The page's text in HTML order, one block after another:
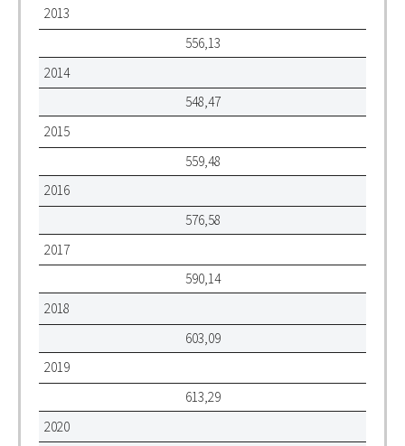
2013
556,13
2014
548,47
2015
559,48
2016
576,58
2017
590,14
2018
603,09
2019
613,29
2020